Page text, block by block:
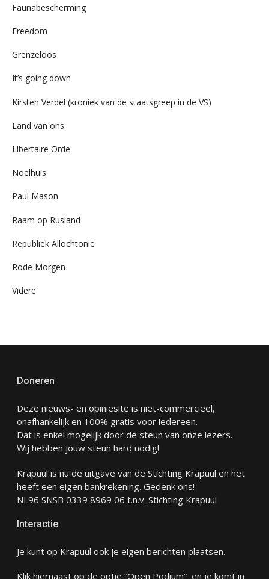
Faunabescherming
Freedom
Grenzeloos
It’s going down
Kirsten Verdel (kroniek van de staatsgreep in de VS)
Land van ons
Libertaire Orde
Noelhuis
Paul Mason
Raam op Rusland
Republiek Allochtonië
Rode Morgen
Videre
Doneren
Deze nieuws- en opiniesite is niet-commercieel,
onafhankelijk en 100% gratis voor iedereen.
Dat is enkel mogelijk door de steun van onze lezers.
Wij hebben jouw steun hard nodig!
Krapuul is nu de uitgave van de Stichting Krapuul en het
heeft een eigen bankrekening. Gedenk ons!
NL96 SNSB 0339 8969 06 t.n.v. Stichting Krapuul
Interactie
Je kunt op Krapuul ook je eigen berichten plaatsen.
Klik hiernaast op de optie “Open Podium” en je komt in